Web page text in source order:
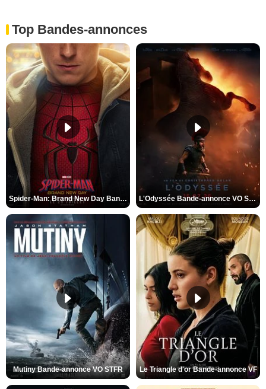
Top Bandes-annonces
Spider-Man: Brand New Day Bande-annonce VO STFR L'Odyssée Bande-annonce VO STFR
Mutiny Bande-annonce VO STFR Le Triangle d'or Bande-annonce VF